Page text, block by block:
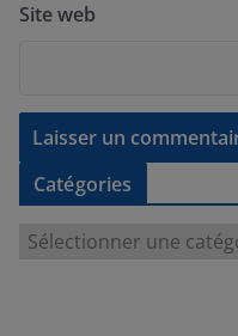
Site web
Catégories